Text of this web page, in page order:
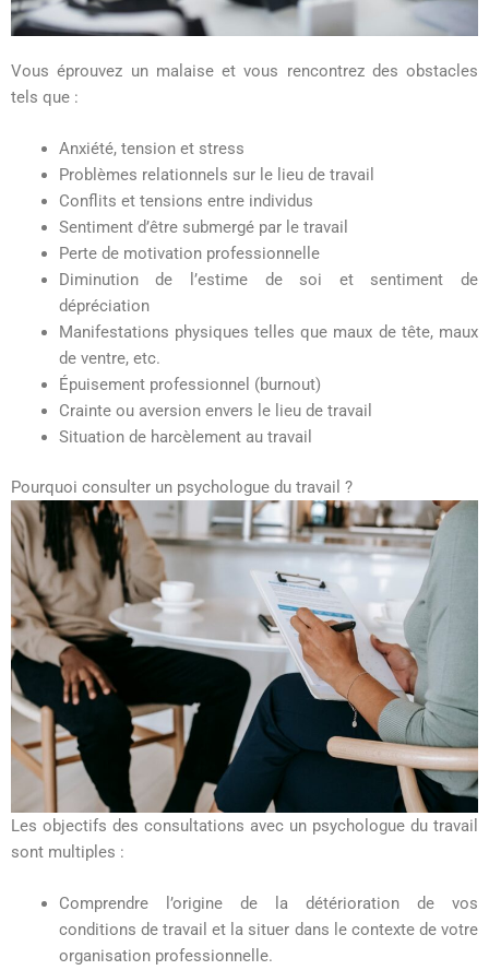
Vous éprouvez un malaise et vous rencontrez des obstacles
tels que :
Anxiété, tension et stress
Problèmes relationnels sur le lieu de travail
Conflits et tensions entre individus
Sentiment d’être submergé par le travail
Perte de motivation professionnelle
Diminution de l’estime de soi et sentiment de
dépréciation
Manifestations physiques telles que maux de tête, maux
de ventre, etc.
Épuisement professionnel (burnout)
Crainte ou aversion envers le lieu de travail
Situation de harcèlement au travail
Pourquoi consulter un psychologue du travail ?
Les objectifs des consultations avec un psychologue du travail
sont multiples :
Comprendre l’origine de la détérioration de vos
conditions de travail et la situer dans le contexte de votre
organisation professionnelle.